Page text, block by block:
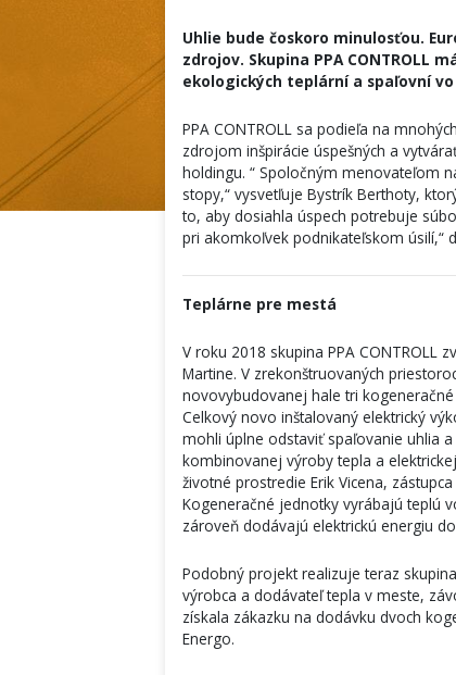
Uhlie bude čoskoro minulosťou.
zdrojov. Skupina PPA CONTROLL
ekologických teplární a spaľovní
PPA CONTROLL sa podieľa na
zdrojom inšpirácie úspešných a
holdingu. “ Spoločným menovateľom
stopy,“ vysvetľuje Bystrík Berthoty,
to, aby dosiahla úspech potrebuje
pri akomkoľvek podnikateľskom úsilí,“
Teplárne pre mestá
V roku 2018 skupina PPA CONTROLL
Martine. V zrekonštruovaných
novovybudovanej hale tri
Celkový novo inštalovaný elektrický
mohli úplne odstaviť spaľovanie uhlia
kombinovanej výroby tepla a
životné prostredie Erik Vicena,
Kogeneračné jednotky vyrábajú teplú
zároveň dodávajú elektrickú energiu
Podobný projekt realizuje teraz
výrobca a dodávateľ tepla v meste,
získala zákazku na dodávku dvoch
Energo.